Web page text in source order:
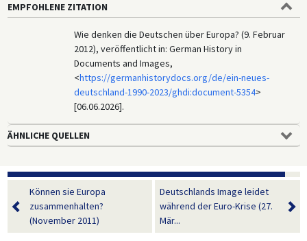
EMPFOHLENE ZITATION
Wie denken die Deutschen über Europa? (9. Februar
2012), veröffentlicht in: German History in
Documents and Images,
<https://germanhistorydocs.org/de/ein-neues-
deutschland-1990-2023/ghdi:document-5354>
[06.06.2026].
ÄHNLICHE QUELLEN
Können sie Europa
zusammenhalten?
(November 2011)
Deutschlands Image leidet
während der Euro-Krise (27.
Mär...